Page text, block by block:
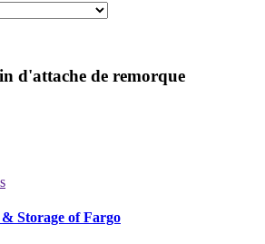
d'attache de remorque
Storage of Fargo